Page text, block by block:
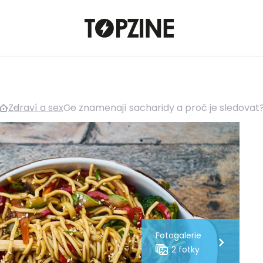
Zdraví a sexCo znamenají sacharidy a proč je
Fotogalerie
2 fotky